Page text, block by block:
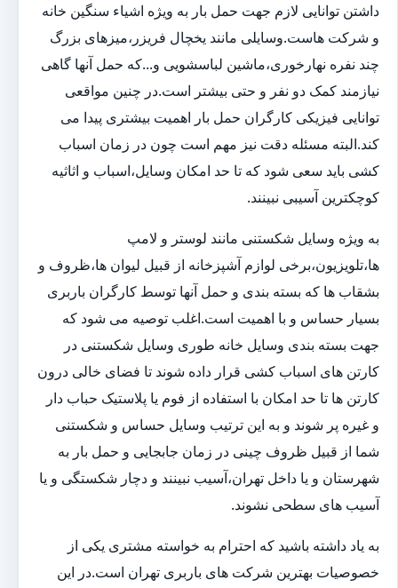
داشتن توانایی لازم جهت حمل بار به ویژه اشیاء سنگین خانه
و شرکت هاست.وسایلی مانند یخچال فریزر،میزهای بزرگ
چند نفره نهارخوری،ماشین لباسشویی و...که حمل آنها گاهی
نیازمند کمک دو نفر و حتی بیشتر است.در چنین مواقعی
توانایی فیزیکی کارگران حمل بار اهمیت بیشتری پیدا می
کند.البته مسئله دقت نیز مهم است چون در زمان اسباب
کشی باید سعی شود که تا حد امکان وسایل،اسباب و اثاثیه
کوچکترین آسیبی نبینند.
به ویژه وسایل شکستنی مانند لوستر و لامپ
ها،تلویزیون،برخی لوازم آشپزخانه از قبیل لیوان ها،ظروف و
بشقاب ها که بسته بندی و حمل آنها توسط کارگران باربری
بسیار حساس و با اهمیت است.اغلب توصیه می شود که
جهت بسته بندی وسایل خانه طوری وسایل شکستنی در
کارتن های اسباب کشی قرار داده شوند تا فضای خالی درون
کارتن ها تا حد امکان با استفاده از فوم یا پلاستیک حباب دار
و غیره پر شوند و به این ترتیب وسایل حساس و شکستنی
شما از قبیل ظروف چینی در زمان جابجایی و حمل بار به
شهرستان و یا داخل تهران،آسیب نبینند و دچار شکستگی و یا
آسیب های سطحی نشوند.
به یاد داشته باشید که احترام به خواسته مشتری یکی از
خصوصیات بهترین شرکت های باربری تهران است.در این